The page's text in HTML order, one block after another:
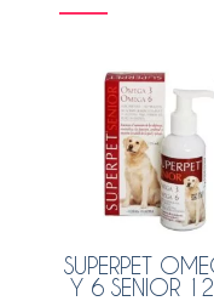
SUPERPET
Y 6 SENIOR